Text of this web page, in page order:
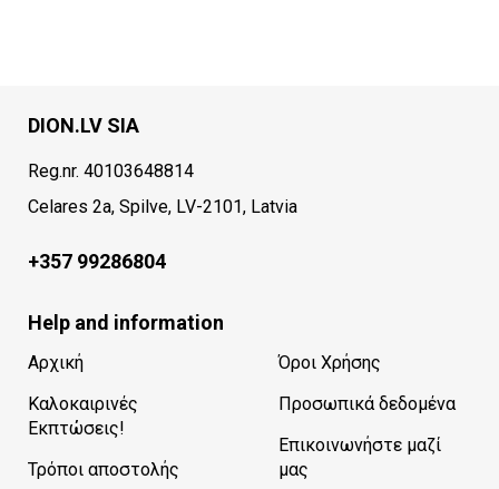
DION.LV SIA
Reg.nr. 40103648814
Celares 2a, Spilve, LV-2101, Latvia
+357 99286804
Help and information
Αρχική
Καλοκαιρινές
Εκπτώσεις!
Τρόποι αποστολής
Όροι Χρήσης
Προσωπικά δεδομένα
Επικοινωνήστε μαζί
μας